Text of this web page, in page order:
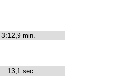
3:12,9 min.
13,1 sec.